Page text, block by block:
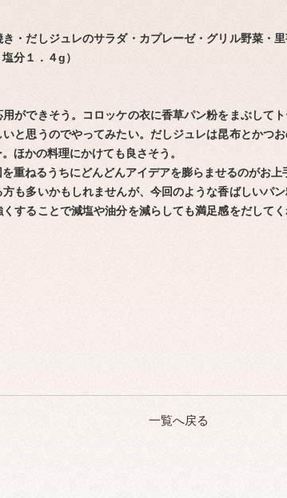
・だしジュレのサラダ・カプレーゼ・グリル野菜・
分１．４g）
ができそう。コロッケの衣に香草パン粉をまぶして
と思うのでやってみたい。だしジュレは昆布とかつ
ほかの料理にかけても良さそう。
重ねるうちにどんどんアイデアを膨らませるのがお上
も多いかもしれませんが、今回のような香ばしいパ
くすることで減塩や油分を減らしても満足感をだして
一覧へ戻る